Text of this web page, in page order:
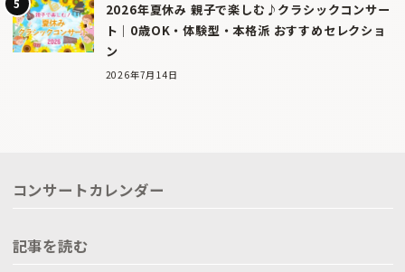
2026年夏休み 親子で楽しむ♪クラシックコンサー
ト｜0歳OK・体験型・本格派 おすすめセレクショ
ン
2026年7月14日
コンサートカレンダー
記事を読む